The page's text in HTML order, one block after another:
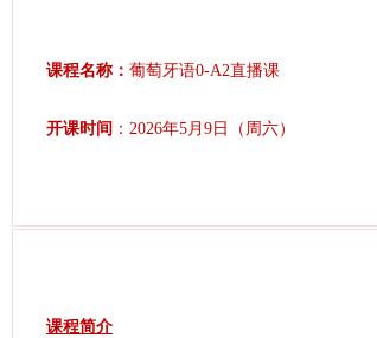
课程名称： 葡萄牙语0-A2直播课
开课时间 ：2026年5月9日（周六）
课程简介